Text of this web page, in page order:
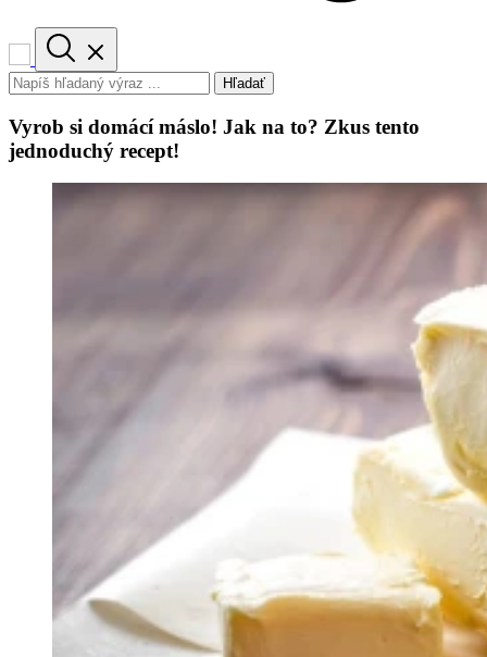
Hľadať
Vyrob si domácí máslo! Jak na to? Zkus tento
jednoduchý recept!